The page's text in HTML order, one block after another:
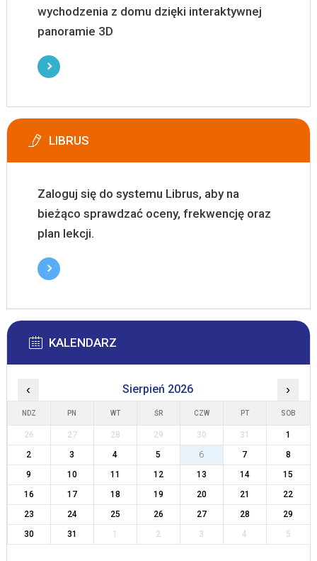
wychodzenia z domu dzięki interaktywnej
panoramie 3D
LIBRUS
Zaloguj się do systemu Librus, aby na
bieżąco sprawdzać oceny, frekwencję oraz
plan lekcji.
KALENDARZ
‹ Sierpień 2026 ›
NDZ PN WT ŚR CZW PT SOB
26 27 28 29 30 31
1
2
3 4 5 6 7
8
9
10 11 12 13 14
15
16
17 18 19 20 21
22
23
24 25 26 27 28
29
30
31 1 2 3 4 5